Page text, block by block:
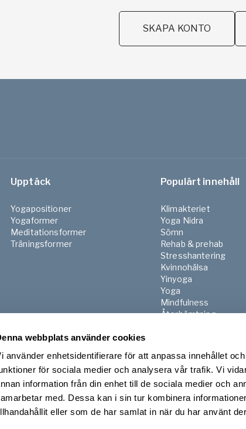
webbplats använder cookies
använder enhetsidentifierare för att anpassa innehållet
för sociala medier och analysera vår trafik. Vi
information från din enhet till de sociala medier och
med. Dessa kan i sin tur kombinera
eller som de har samlat in när du har använt
SKAPA KONTO
Upptäck
Yogapositioner
Yogaformer
Meditationsformer
Träningsformer
Populärt innehåll
Klimakteriet
Yoga Nidra
Sömn
Rehab & prehab
Stresshantering
Kvinnohälsa
Yinyoga
Yoga
Mindfulness
Återhämtning
Morgon &